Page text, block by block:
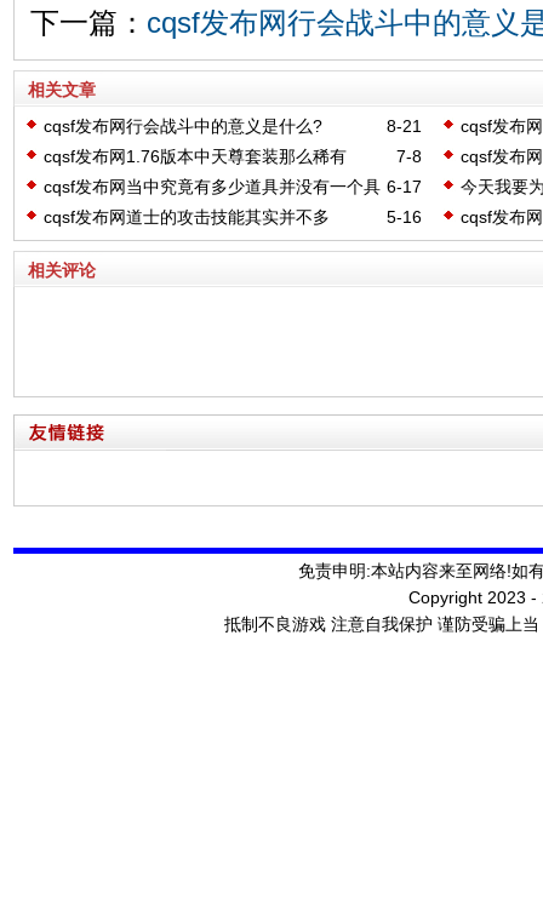
下一篇： cqsf发布网行会战斗中的意义
相关文章
8-21
cqsf发布网行会战斗中的意义是什么?
cqsf发布
7-8
cqsf发布网1.76版本中天尊套装那么稀有
cqsf发布
的
6-17
cqsf发布网当中究竟有多少道具并没有一个具
体的数量
今天我要
的福利活
5-16
cqsf发布网道士的攻击技能其实并不多
cqsf发布
怎么选
相关评论
免责申明:本站内容来至网络!如
Copyright 2023 -
抵制不良游戏 注意自我保护 谨防受骗上